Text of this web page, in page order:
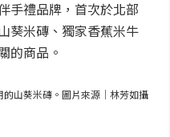
手禮品牌，首次於北部
葵米磚、獨家香蕉米牛
的商品。
山葵米磚。圖片來源｜林芳如攝